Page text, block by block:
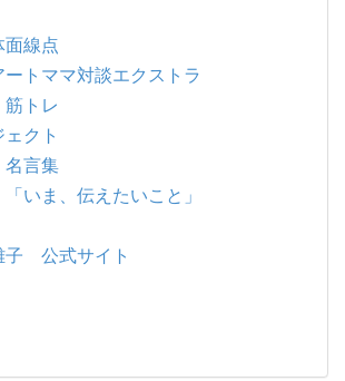
線点
トママ対談エクストラ
トレ
クト
言集
いま、伝えたいこと」
公式サイト